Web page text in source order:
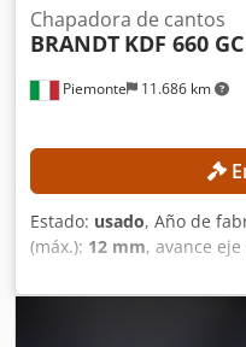
Piemonte 11.686 km
Chapadora de cantos
BRANDT KDF 660 GC
Estado: usado, Año de
(máx.): 12 mm, avance eje
TÉCNICOS Dimensiones
mínima de la placa: 10
mm Anchura mínima de